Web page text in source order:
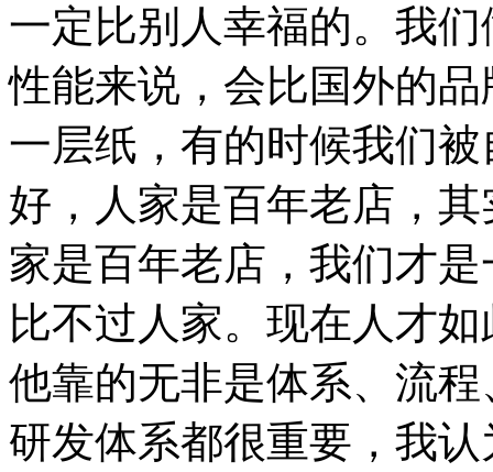
一定比别人幸福的。我
性能来说，会比国外的
一层纸，有的时候我们
好，人家是百年老店，
家是百年老店，我们才
比不过人家。现在人才
他靠的无非是体系、流
研发体系都很重要，我